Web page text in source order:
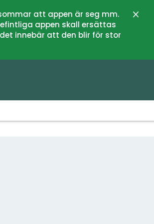
att appen är seg mm.
appen skall ersättas
innebär att den blir för stor